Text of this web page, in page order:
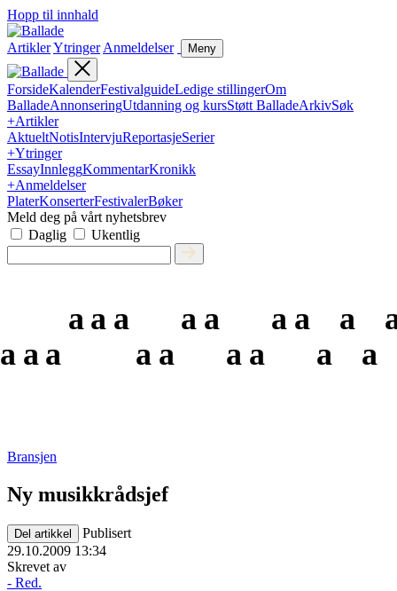
Hopp til innhald
ArtiklerYtringer Anmeldelser Meny
ForsideKalenderFestivalguideLedige stillingerOm
BalladeAnnonseringUtdanning og kursStøtt BalladeArkivSøk
+Artikler
AktueltNotisIntervjuReportasjeSerier
+Ytringer
EssayInnleggKommentarKronikk
+Anmeldelser
PlaterKonserterFestivalerBøker
Meld deg på vårt nyhetsbrev
Daglig
Ukentlig
a a
a a
a
a a
a
a
a
a
Bransjen
Ny musikkrådsjef
Del artikkel
Publisert
29.10.2009 13:34
Skrevet av
- Red.